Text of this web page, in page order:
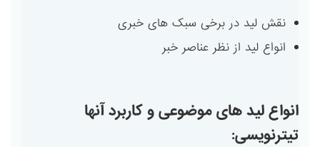
نقش لید در برخی سبک های خبری
انواع لید از نظر عناصر خبر
انواع لید های موضوعی و کاربرد آنها
تیترنویسی: